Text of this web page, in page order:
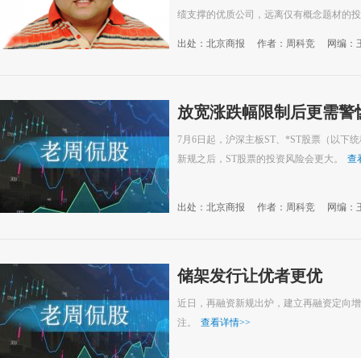
绩支撑的优质公司，远离仅有概念题材的
出处：北京商报 作者：周科竞 网编：
放宽涨跌幅限制后更需警
7月6日起，沪深主板ST、*ST股票（以下
新规之后，ST股票的投资风险会更大。
查
出处：北京商报 作者：周科竞 网编：
储架发行让优者更优
近日，再融资新规出炉，建立再融资定向
注。
查看详情>>